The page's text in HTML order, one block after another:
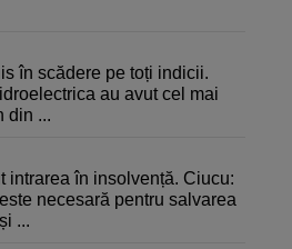
în scădere pe toți indicii.
au avut cel mai
din ...
intrarea în insolvență. Ciucu:
necesară pentru salvarea
...